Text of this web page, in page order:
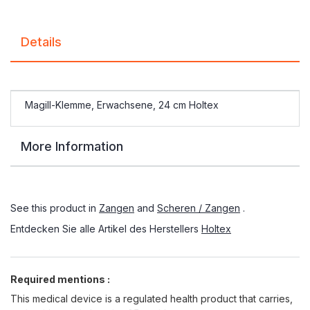
Details
Magill-Klemme, Erwachsene, 24 cm Holtex
More Information
See this product in Zangen and Scheren / Zangen .
Entdecken Sie alle Artikel des Herstellers Holtex
Required mentions :
This medical device is a regulated health product that carries,